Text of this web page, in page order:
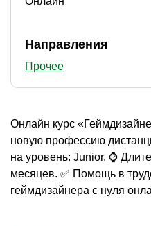
Направления
Прочее
Онлайн курс
новую профессию
на уровень: Junior. ⌚
месяцев. ✅ Помощь в
геймдизайнера с нуля